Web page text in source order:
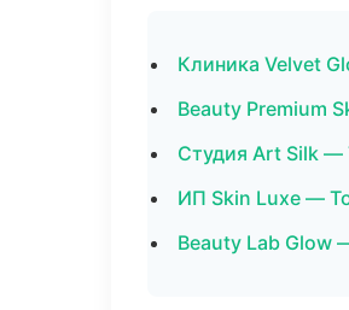
Клиника Velvet
Beauty Premium
Студия Art Silk —
ИП Skin Luxe —
Beauty Lab Glow